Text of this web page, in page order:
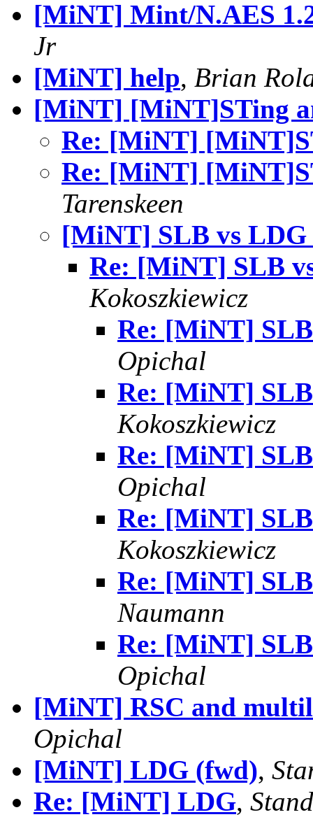
[MiNT] Mint/N.AES
Jr
[MiNT] help, Brian
[MiNT] [MiNT]STing
Re: [MiNT]
Re: [MiNT]
Tarenskeen
[MiNT] SLB vs LDG
Re: [MiNT] SLB
Kokoszkiewicz
Re: [MiNT]
Opichal
Re: [MiNT]
Kokoszkiewicz
Re: [MiNT]
Opichal
Re: [MiNT]
Kokoszkiewicz
Re: [MiNT]
Naumann
Re: [MiNT]
Opichal
[MiNT] RSC and
Opichal
[MiNT] LDG (fwd),
Re: [MiNT] LDG,